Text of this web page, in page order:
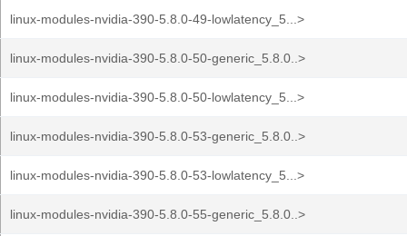
linux-modules-nvidia-390-5.8.0-49-lowlatency_5...>
linux-modules-nvidia-390-5.8.0-50-generic_5.8.0..>
linux-modules-nvidia-390-5.8.0-50-lowlatency_5...>
linux-modules-nvidia-390-5.8.0-53-generic_5.8.0..>
linux-modules-nvidia-390-5.8.0-53-lowlatency_5...>
linux-modules-nvidia-390-5.8.0-55-generic_5.8.0..>